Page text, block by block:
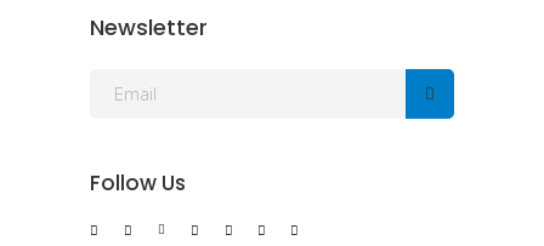
Newsletter
Follow Us